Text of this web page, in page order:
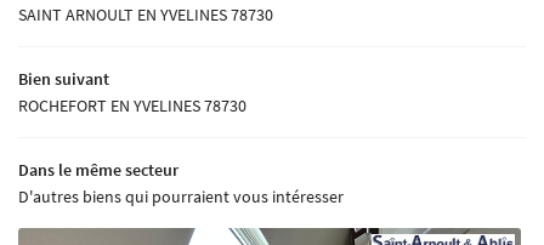
SAINT ARNOULT EN YVELINES 78730
Bien suivant
ROCHEFORT EN YVELINES 78730
Dans le même secteur
D'autres biens qui pourraient vous intéresser